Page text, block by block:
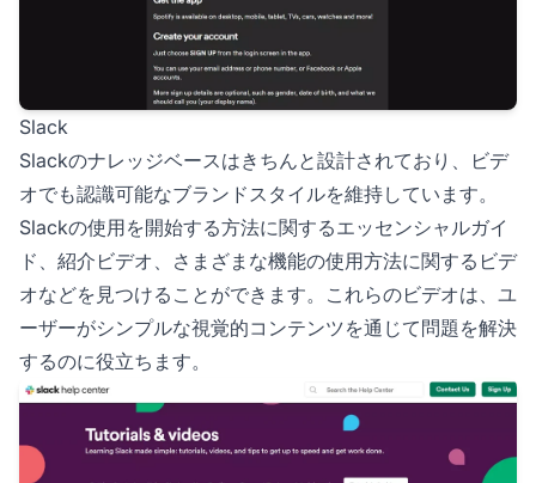
Slack
Slackのナレッジベースはきちんと設計されており、ビデ
オでも認識可能なブランドスタイルを維持しています。
Slackの使用を開始する方法に関するエッセンシャルガイ
ド、紹介ビデオ、さまざまな機能の使用方法に関するビデ
オなどを見つけることができます。これらのビデオは、ユ
ーザーがシンプルな視覚的コンテンツを通じて問題を解決
するのに役立ちます。